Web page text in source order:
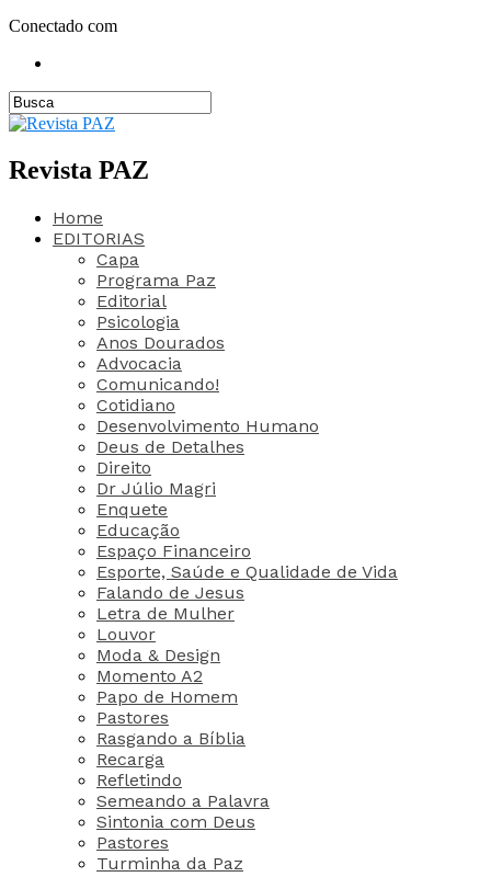
Conectado com
Revista PAZ
Home
EDITORIAS
Capa
Programa Paz
Editorial
Psicologia
Anos Dourados
Advocacia
Comunicando!
Cotidiano
Desenvolvimento Humano
Deus de Detalhes
Direito
Dr Júlio Magri
Enquete
Educação
Espaço Financeiro
Esporte, Saúde e Qualidade de Vida
Falando de Jesus
Letra de Mulher
Louvor
Moda & Design
Momento A2
Papo de Homem
Pastores
Rasgando a Bíblia
Recarga
Refletindo
Semeando a Palavra
Sintonia com Deus
Pastores
Turminha da Paz